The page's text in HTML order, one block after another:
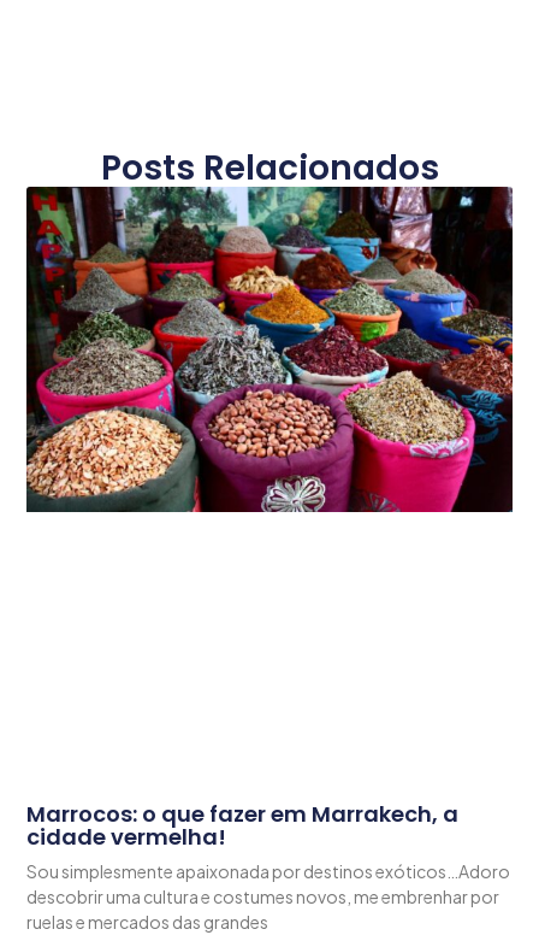
Posts Relacionados
Marrocos: o que fazer em Marrakech, a
cidade vermelha!
Sou simplesmente apaixonada por destinos exóticos…Adoro
descobrir uma cultura e costumes novos, me embrenhar por
ruelas e mercados das grandes